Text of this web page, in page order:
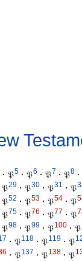
· 𝔓5 · 𝔓6 · 𝔓7 · 𝔓8 ·
𝔓29 · 𝔓30 · 𝔓31 · 𝔓
𝔓52 · 𝔓53 · 𝔓54 · 𝔓
𝔓75 · 𝔓76 · 𝔓77 · 𝔓
𝔓98 · 𝔓99 · 𝔓100 · 𝔓
· 𝔓118 · 𝔓119 · 𝔓
· 𝔓137 · 𝔓138 · 𝔓